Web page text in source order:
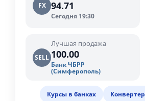
FX 94.71
Сегодня 19:30
SELL
Лучшая продажа
100.00
Банк ЧБРР
(Симферополь)
Курсы в банках Конвертер